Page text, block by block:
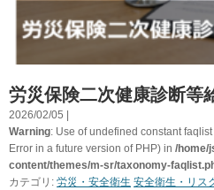
労災保険二次健康診断等
2026/02/05 |
Warning: Use of undefined constant
Error in a future version of PHP) in /home/
content/themes/m-sr/taxonomy-
カテゴリ: 労災・安全衛生 安全衛生・リス